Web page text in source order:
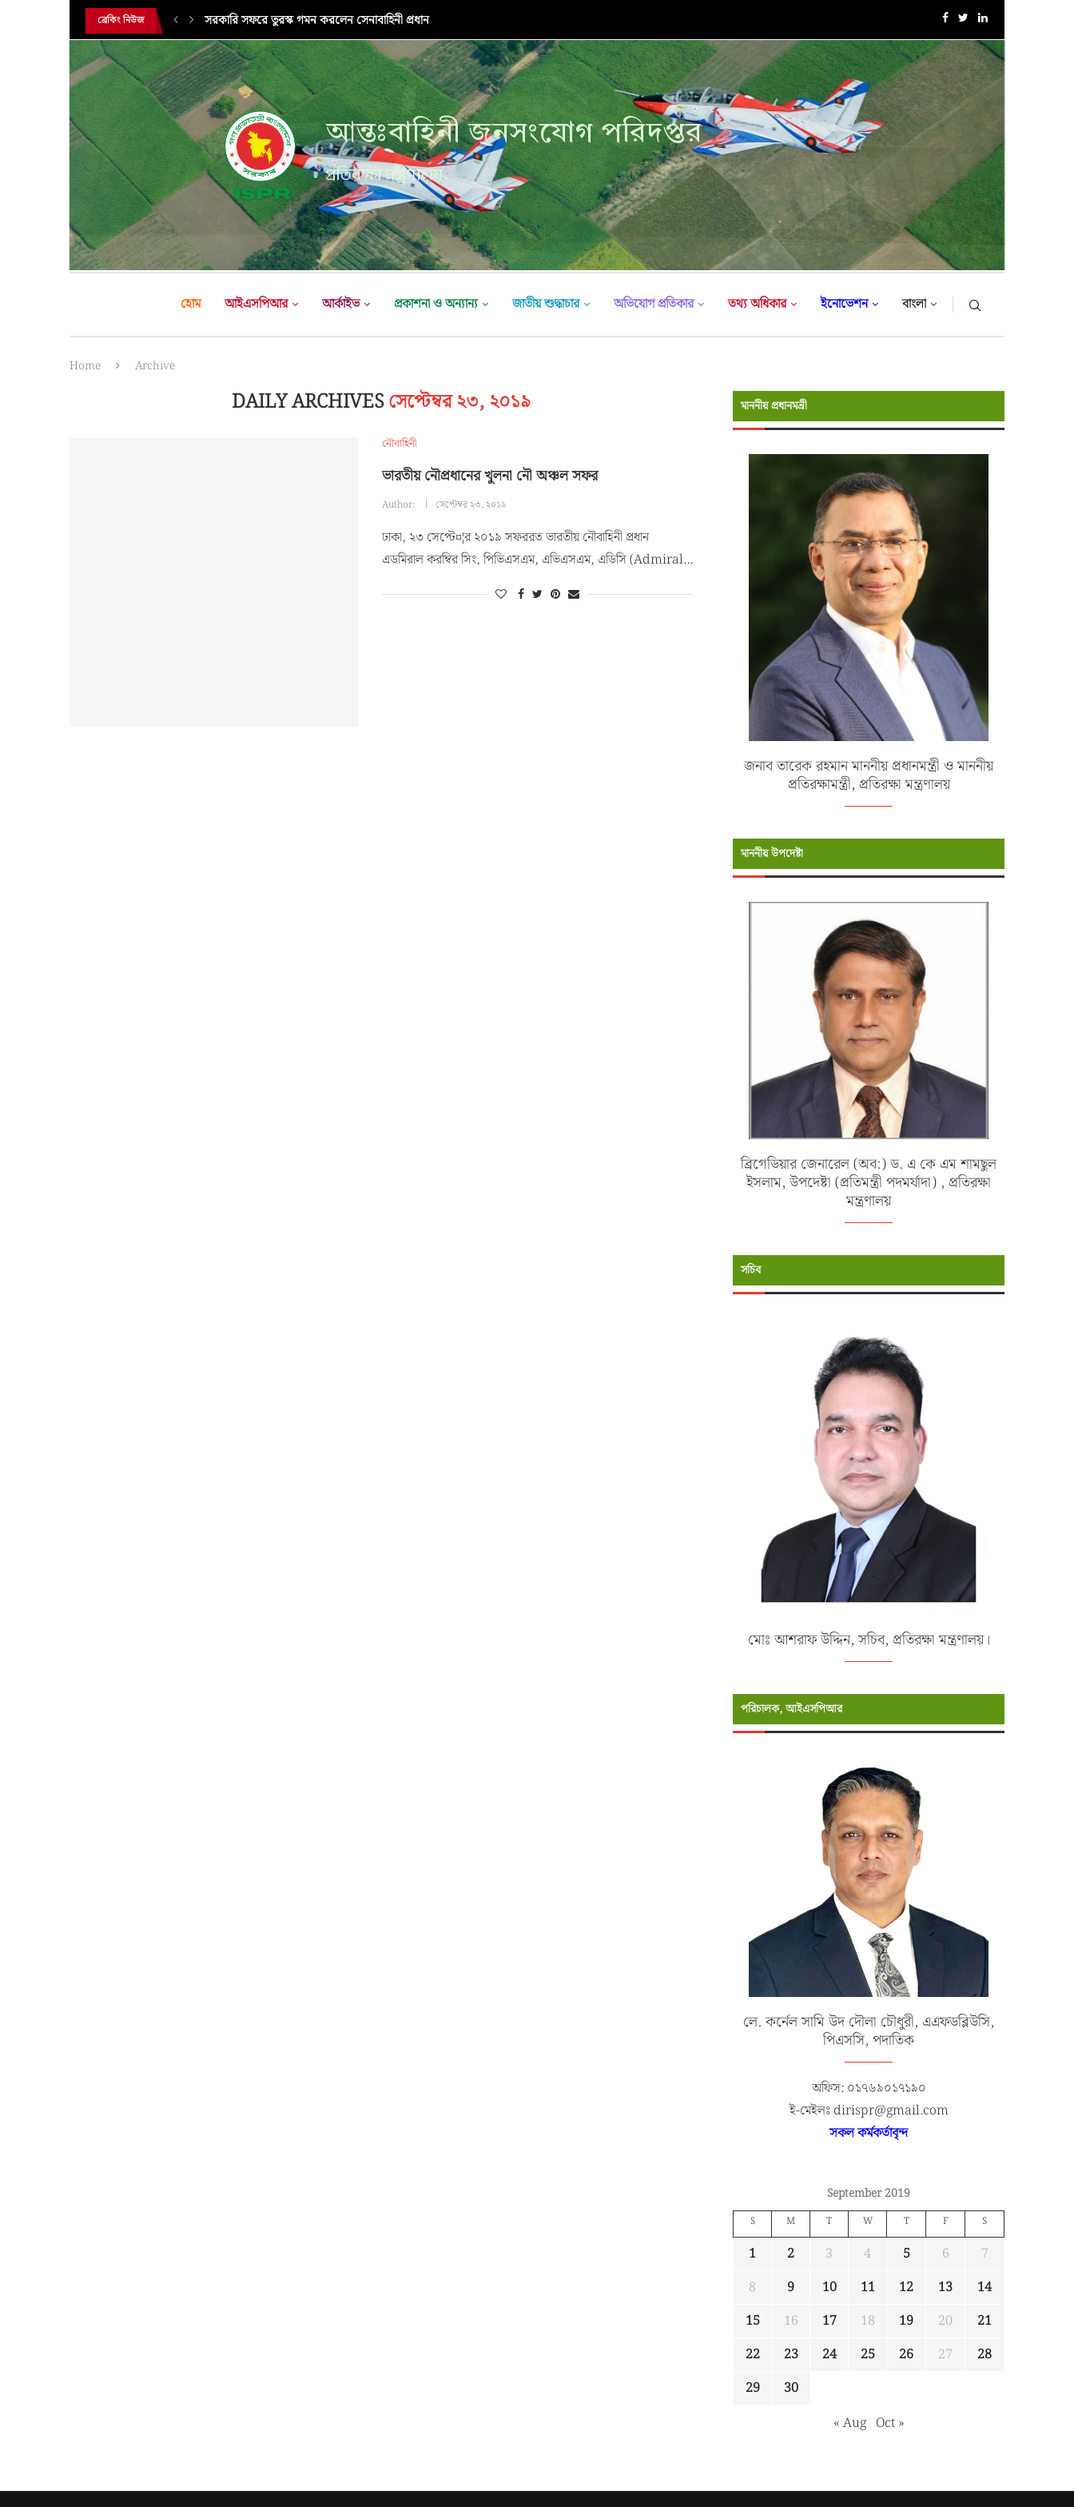
ব্রেকিং নিউজ সরকারি সফরে তুরস্ক গমন করলেন সেনাবাহিনী প্রধান এক্সারসাইজ টাইগার লাইটনিং-২০২৬ এর উদ্বোধনী অনুষ্ঠান
আন্তঃবাহিনী জনসংযোগ পরিদপ্তর
প্রতিরক্ষা মন্ত্রণালয়
হোম আইএসপিআর আর্কাইভ প্রকাশনা ও অন্যান্য জাতীয় শুদ্ধাচার অভিযোগ প্রতিকার তথ্য অধিকার ইনোভেশন বাংলা
Home Archive
DAILY ARCHIVESসেপ্টেম্বর ২৩, ২০১৯
নৌবাহিনী
ভারতীয় নৌপ্রধানের খুলনা নৌ অঞ্চল সফর
Author: সেপ্টেম্বর ২৩, ২০১৯
ঢাকা, ২৩ সেপ্টে¤¦র ২০১৯ সফররত ভারতীয় নৌবাহিনী প্রধান
এডমিরাল করম্বির সিং, পিভিএসএম, এভিএসএম, এডিসি (Admiral…
মাননীয় প্রধানমন্রী
জনাব তারেক রহমান মাননীয় প্রধানমন্ত্রী ও মাননীয়
প্রতিরক্ষামন্ত্রী, প্রতিরক্ষা মন্ত্রণালয়
মাননীয় উপদেষ্টা
ব্রিগেডিয়ার জেনারেল (অব:) ড. এ কে এম শামছুল
ইসলাম, উপদেষ্টা (প্রতিমন্ত্রী পদমর্যাদা) , প্রতিরক্ষা
মন্ত্রণালয়
সচিব
মোঃ আশরাফ উদ্দিন, সচিব, প্রতিরক্ষা মন্ত্রণালয়।
পরিচালক, আইএসপিআর
লে. কর্নেল সামি উদ দৌলা চৌধুরী, এএফডব্লিউসি,
পিএসসি, পদাতিক
অফিস: ০১৭৬৯০১৭১৯০
ই-মেইলঃ dirispr@gmail.com
সকল কর্মকর্তাবৃন্দ
September 2019
S M T W T F S
1 2 3 4 5 6
7
8
9 10 11 12 13
14
15
16 17 18 19 20
21
22
23 24 25 26 27
28
29
30
« Aug Oct »